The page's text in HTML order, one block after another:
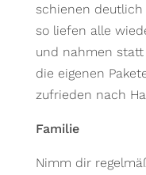
schienen deutlich
so liefen alle
und nahmen
die eigenen
zufrieden nach
Familie
Nimm dir